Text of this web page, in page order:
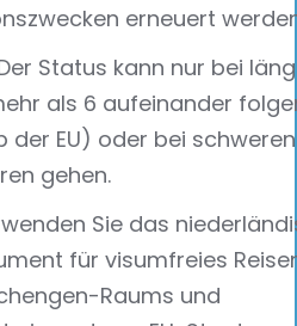
erneuert
Status kann nur bei
als 6 aufeinander
der EU) oder bei schweren
gehen.
Sie das
für visumfreies
Raums und